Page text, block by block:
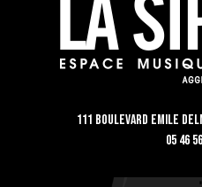
111 Boulevard Emile
05 46